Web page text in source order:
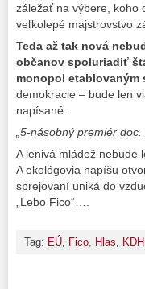
záležať na výbere, koho
veľkolepé majstrovstvo
Teda až tak nová
občanov spoluriadiť
monopol etablovaným
demokracie – bude len
napísané:
„5-násobný premiér
A lenivá mládež
A ekológovia napíšu
sprejovaní uniká do
„Lebo Fico“….
Tag: EÚ Fico Hlas KDH